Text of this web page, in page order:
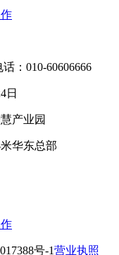
：010-60606666
日
产业园
华东总部
号-1营业执照